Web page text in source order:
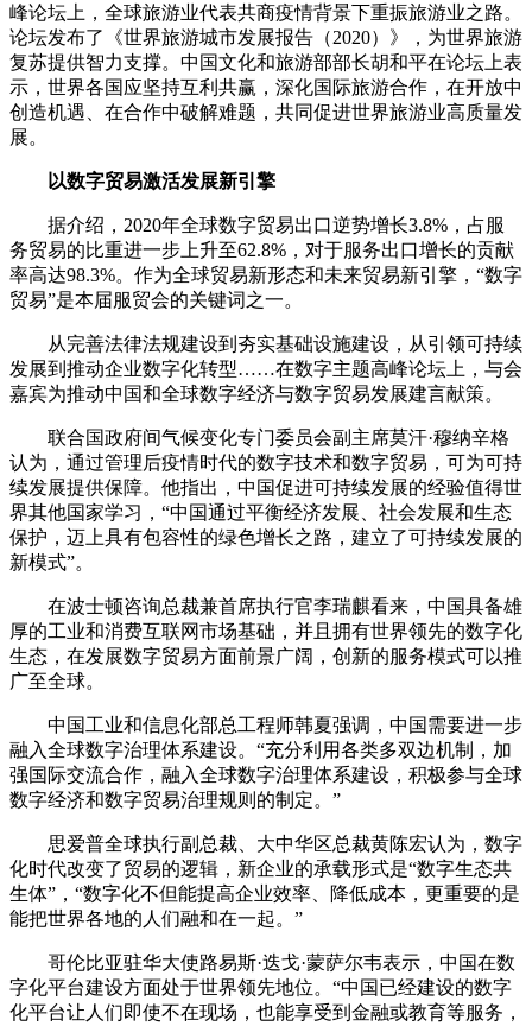
峰论坛上，全球旅游业代表共商疫情背景下重振旅游业之路。
论坛发布了《世界旅游城市发展报告（2020）》，为世界旅游
复苏提供智力支撑。中国文化和旅游部部长胡和平在论坛上表
示，世界各国应坚持互利共赢，深化国际旅游合作，在开放中
创造机遇、在合作中破解难题，共同促进世界旅游业高质量发
展。
以数字贸易激活发展新引擎
据介绍，2020年全球数字贸易出口逆势增长3.8%，占服
务贸易的比重进一步上升至62.8%，对于服务出口增长的贡献
率高达98.3%。作为全球贸易新形态和未来贸易新引擎，“数字
贸易”是本届服贸会的关键词之一。
从完善法律法规建设到夯实基础设施建设，从引领可持续
发展到推动企业数字化转型……在数字主题高峰论坛上，与会
嘉宾为推动中国和全球数字经济与数字贸易发展建言献策。
联合国政府间气候变化专门委员会副主席莫汗·穆纳辛格
认为，通过管理后疫情时代的数字技术和数字贸易，可为可持
续发展提供保障。他指出，中国促进可持续发展的经验值得世
界其他国家学习，“中国通过平衡经济发展、社会发展和生态
保护，迈上具有包容性的绿色增长之路，建立了可持续发展的
新模式”。
在波士顿咨询总裁兼首席执行官李瑞麒看来，中国具备雄
厚的工业和消费互联网市场基础，并且拥有世界领先的数字化
生态，在发展数字贸易方面前景广阔，创新的服务模式可以推
广至全球。
中国工业和信息化部总工程师韩夏强调，中国需要进一步
融入全球数字治理体系建设。“充分利用各类多双边机制，加
强国际交流合作，融入全球数字治理体系建设，积极参与全球
数字经济和数字贸易治理规则的制定。”
思爱普全球执行副总裁、大中华区总裁黄陈宏认为，数字
化时代改变了贸易的逻辑，新企业的承载形式是“数字生态共
生体”，“数字化不但能提高企业效率、降低成本，更重要的是
能把世界各地的人们融和在一起。”
哥伦比亚驻华大使路易斯·迭戈·蒙萨尔韦表示，中国在数
字化平台建设方面处于世界领先地位。“中国已经建设的数字
化平台让人们即使不在现场，也能享受到金融或教育等服务，